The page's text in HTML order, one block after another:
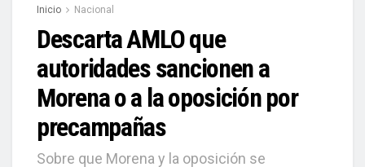
Inicio Nacional
Descarta AMLO que
autoridades sancionen a
Morena o a la oposición por
precampañas
Sobre que Morena y la oposición se